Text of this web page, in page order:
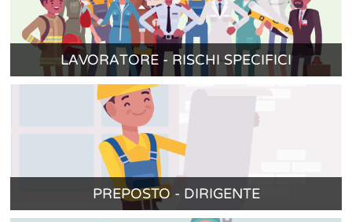
LAVORATORE - RISCHI SPECIFICI
PREPOSTO - DIRIGENTE